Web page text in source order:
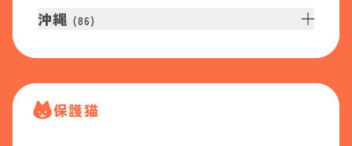
沖縄 (86)
保護猫